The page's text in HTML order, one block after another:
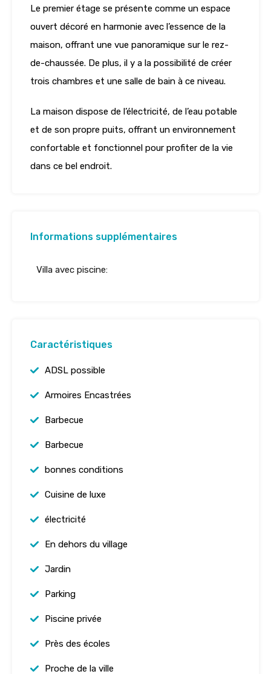
Le premier étage se présente comme un espace
ouvert décoré en harmonie avec l’essence de la
maison, offrant une vue panoramique sur le rez-
de-chaussée. De plus, il y a la possibilité de créer
trois chambres et une salle de bain à ce niveau.
La maison dispose de l’électricité, de l’eau potable
et de son propre puits, offrant un environnement
confortable et fonctionnel pour profiter de la vie
dans ce bel endroit.
Informations supplémentaires
Villa avec piscine:
Caractéristiques
ADSL possible
Armoires Encastrées
Barbecue
Barbecue
bonnes conditions
Cuisine de luxe
électricité
En dehors du village
Jardin
Parking
Piscine privée
Près des écoles
Proche de la ville